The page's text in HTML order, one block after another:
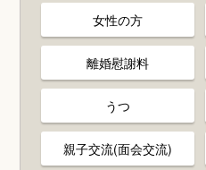
女性の方
離婚慰謝料
うつ
親子交流(面会交流)